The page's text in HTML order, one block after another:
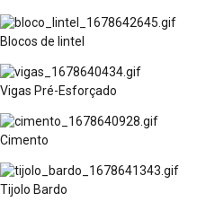
Blocos de lintel
Vigas Pré-Esforçado
Cimento
Tijolo Bardo